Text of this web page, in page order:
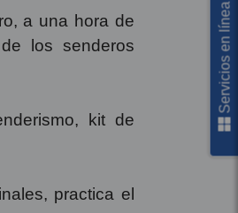
a una hora de
los senderos
kit de
practica el
Servicios en línea